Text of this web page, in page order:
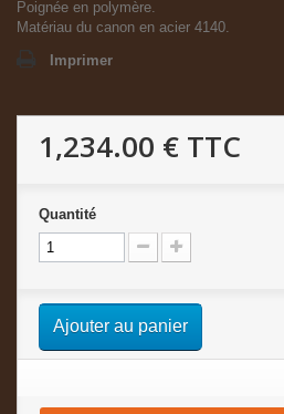
Poignée en polymère.
Matériau du canon en acier 4140.
Imprimer
1,234.00 € TTC
Quantité
Ajouter au panier